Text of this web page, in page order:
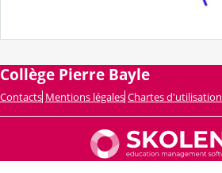
Collège Pierre Bayle
Contacts Mentions légales Chartes d'utilisation